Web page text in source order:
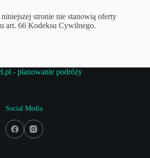
stronie nie stanowią oferty
art. 66 Kodeksu Cywilnego.
- planowanie podróży
Social Media